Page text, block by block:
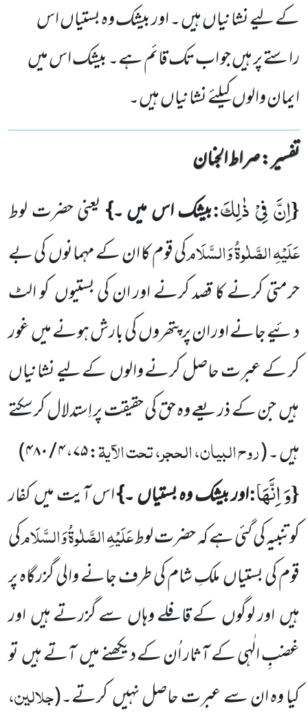
کے لیے نشانیاں ہیں ۔ اور بیشک وہ بستیاں اس
راستے پر ہیں جو اب تک قائم ہے۔ بیشک اس میں
ایمان والوں کیلئے نشانیاں ہیں۔
تفسیر : ‎صراط الجنان
{اِنَّ فِیْ ذٰلِكَ:بیشک اس میں ۔}یعنی حضرت لوط
عَلَیْہِ الصَّلٰوۃُ وَالسَّلَامکی قوم کا ان کے مہمانوںکی بے
حرمتی کرنے کا قصد کرنے اور ان کی بستیوںکو الٹ
دئیے جانے اور ان پر پتھروںکی بارش ہونے میںغور
کر کے عبرت حاصل کرنے والوںکے لیے نشانیاں
ہیںجن کے ذریعے وہ حق کی حقیقت پر اِستدلال کر سکتے
ہیں ۔(روح البیان، الحجر، تحت الآیۃ: ۷۵، ۴ / ۴۸۰ )
{وَ اِنَّهَا:اور بیشک وہ بستیاں۔}اس آیت میںکفار
کو تنبیہ کی گئی ہے کہ حضرت لوطعَلَیْہِ الصَّلٰوۃُ وَالسَّلَامکی
قوم کی بستیاںملکِ شام کی طرف جانے والی گزرگاہ پر
ہیںاور لوگوںکے قافلے وہاںسے گزرتے ہیںاور
غضبِ الٰہی کے آثار اُن کے دیکھنے میںآتے ہیںتو
کیا وہ ان سے عبرت حاصل نہیںکرتے۔(جلالین،